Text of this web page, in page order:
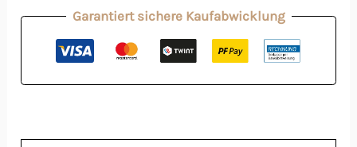
Garantiert sichere Kaufabwicklung